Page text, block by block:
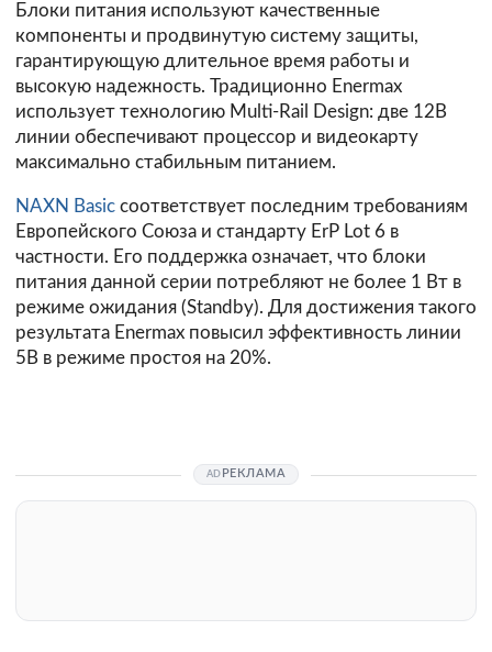
Блоки питания используют качественные
компоненты и продвинутую систему защиты,
гарантирующую длительное время работы и
высокую надежность. Традиционно Enermax
использует технологию Multi-Rail Design: две 12В
линии обеспечивают процессор и видеокарту
максимально стабильным питанием.
NAXN Basic соответствует последним требованиям
Европейского Союза и стандарту ErP Lot 6 в
частности. Его поддержка означает, что блоки
питания данной серии потребляют не более 1 Вт в
режиме ожидания (Standby). Для достижения такого
результата Enermax повысил эффективность линии
5В в режиме простоя на 20%.
РЕКЛАМА